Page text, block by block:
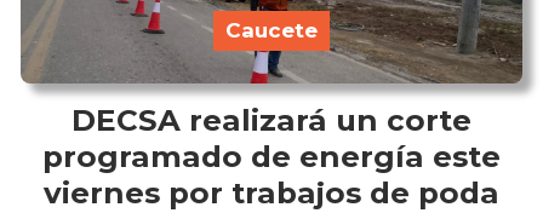
DECSA realizará un corte
programado de energía este
viernes por trabajos de poda
Caucete